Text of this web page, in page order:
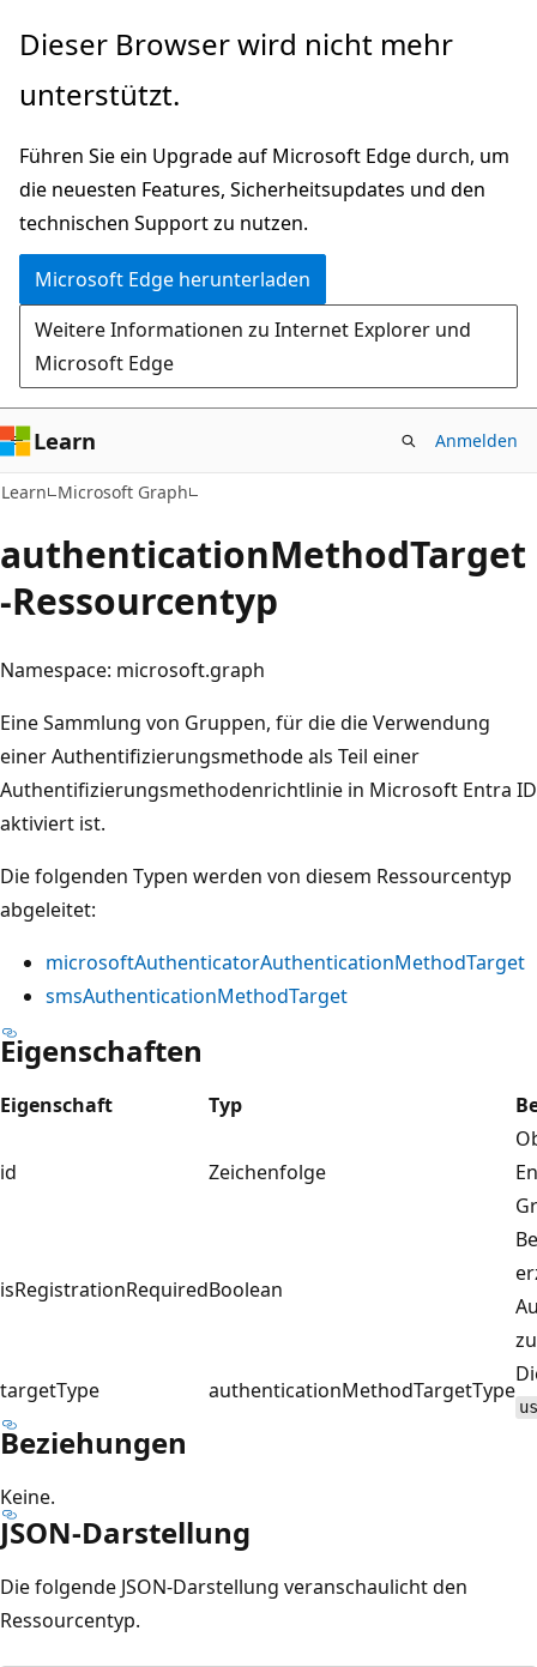
Zu
wechseln
Dieser Browser wird nicht mehr
unterstützt.
Führen Sie ein Upgrade auf Microsoft Edge durch, um
die neuesten Features, Sicherheitsupdates und den
technischen Support zu nutzen.
Microsoft Edge herunterladen
Weitere Informationen zu Internet Explorer und
Microsoft Edge
Learn Anmelden
Learn Microsoft Graph
authenticationMethodTarget
-Ressourcentyp
Namespace: microsoft.graph
Eine Sammlung von Gruppen, für die die Verwendung
einer Authentifizierungsmethode als Teil einer
Authentifizierungsmethodenrichtlinie in Microsoft Entra ID
aktiviert ist.
Die folgenden Typen werden von diesem Ressourcentyp
abgeleitet:
microsoftAuthenticatorAuthenticationMethodTarget
smsAuthenticationMethodTarget
Eigenschaften
Eigenschaft Typ
id Zeichenfolge
isRegistrationRequiredBoolean
targetType
authenticationMethodTargetType
Beziehungen
Keine.
JSON-Darstellung
Die folgende JSON-Darstellung veranschaulicht den
Ressourcentyp.